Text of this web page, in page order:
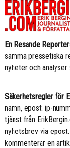
En Resande
samma pressetiska
nyheter och analyser
Säkerhetsregler för
namn, epost, ip-
tjänst från
nyhetsbrev via
kommenterar en